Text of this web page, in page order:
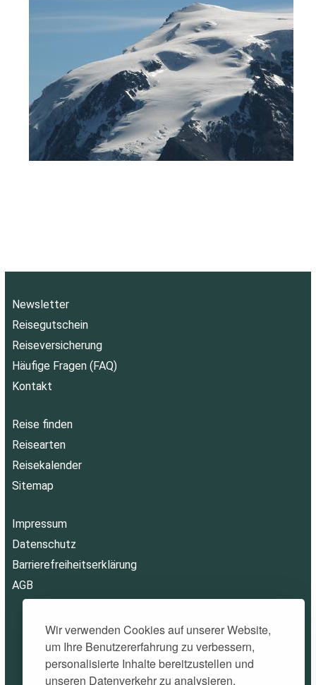
Wir verwenden Cookies auf unserer Website,
um Ihre Benutzererfahrung zu verbessern,
personalisierte Inhalte bereitzustellen und
unseren Datenverkehr zu analysieren.
Newsletter
Reisegutschein
Reiseversicherung
Häufige Fragen (FAQ)
Kontakt
Reise finden
Reisearten
Reisekalender
Sitemap
Impressum
Datenschutz
Barrierefreiheitserklärung
AGB